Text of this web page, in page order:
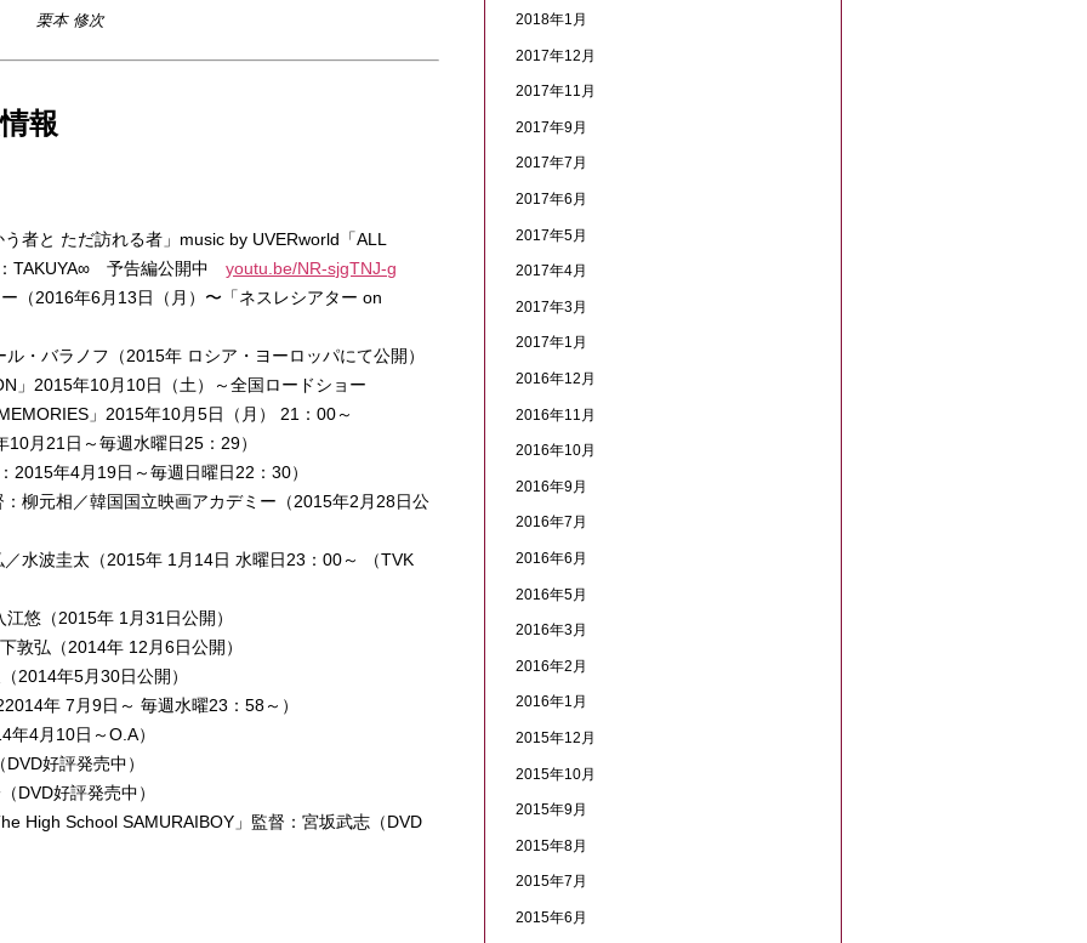
栗本 修次
報
者と ただ訪れる者」music by UVERworld「ALL
：TAKUYA∞ 予告編公開中youtu.be/NR-sjgTNJ-g
（2016年6月13日（月）〜「ネスレシアター on
・バラノフ（2015年 ロシア・ヨーロッパにて公開）
」2015年10月10日（土）～全国ロードショー
」2015年10月5日（月） 21：00～
月21日～毎週水曜日25：29）
2015年4月19日～毎週日曜日22：30）
柳元相／韓国国立映画アカデミー（2015年2月28日公
水波圭太（2015年 1月14日 水曜日23：00～ （TVK
悠（2015年 1月31日公開）
敦弘（2014年 12月6日公開）
2014年5月30日公開）
年 7月9日～ 毎週水曜23：58～）
4月10日～O.A）
好評発売中）
DVD好評発売中）
High School SAMURAIBOY」監督：宮坂武志（DVD
2018年1月
2017年12月
2017年11月
2017年9月
2017年7月
2017年6月
2017年5月
2017年4月
2017年3月
2017年1月
2016年12月
2016年11月
2016年10月
2016年9月
2016年7月
2016年6月
2016年5月
2016年3月
2016年2月
2016年1月
2015年12月
2015年10月
2015年9月
2015年8月
2015年7月
2015年6月